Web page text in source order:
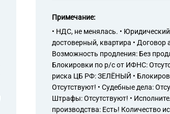
Примечание:
• НДС, не менялась. •
достоверный, квартира • Договор
Возможность продления: Без
Блокировки по р/с от ИФНС:
риска ЦБ РФ: ЗЕЛЁНЫЙ •
Отсутствуют! • Судебные дела:
Штрафы: Отсутствуют! •
производства: Есть! Количество